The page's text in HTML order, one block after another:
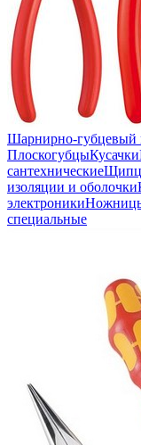
Шарнирно-губцевый
ПлоскогубцыКусачки
сантехнические
изоляции и оболочки
электроникиНожницы
специальные